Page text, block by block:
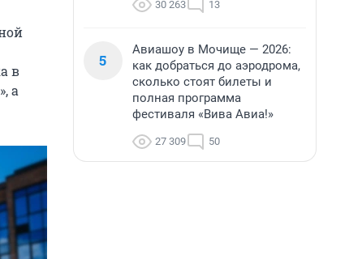
в
а
30 263 13
5
Авиашоу в Мочище — 2026:
как добраться до аэродрома,
сколько стоят билеты и
полная программа
фестиваля «Вива Авиа!»
27 309 50